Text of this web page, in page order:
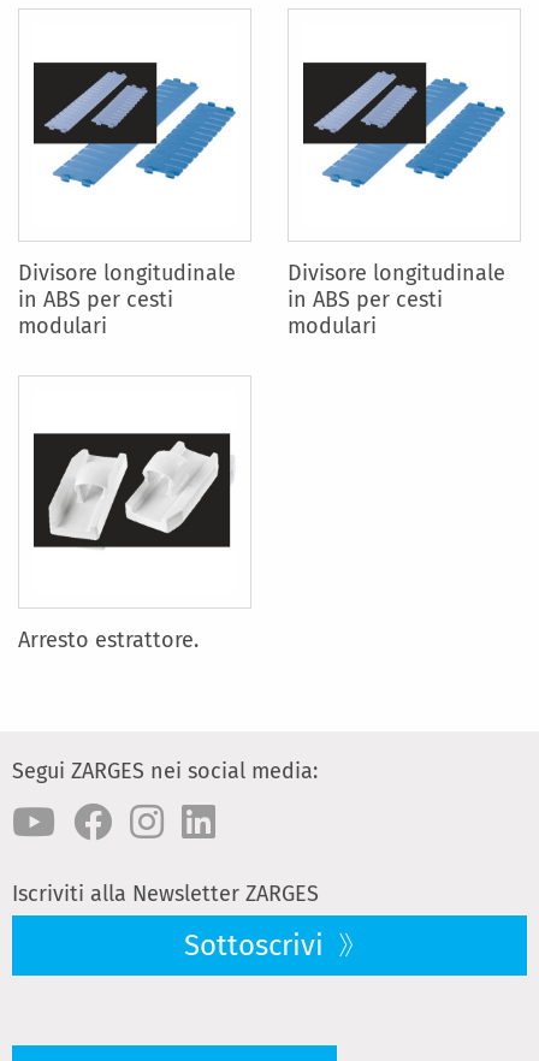
Divisore longitudinale
in ABS per cesti
modulari
Divisore longitudinale
in ABS per cesti
modulari
Arresto estrattore.
Segui ZARGES nei social media:
Iscriviti alla Newsletter ZARGES
Sottoscrivi